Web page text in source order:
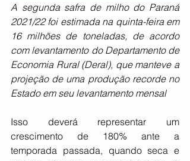
A segunda safra de milho do Paraná
2021/22 foi estimada na quinta-feira em
16 milhões de toneladas, de acordo
com levantamento do Departamento de
Economia Rural (Deral), que manteve a
projeção de uma produção recorde no
Estado em seu levantamento mensal
Isso deverá representar um
crescimento de 180% ante a
temporada passada, quando seca e